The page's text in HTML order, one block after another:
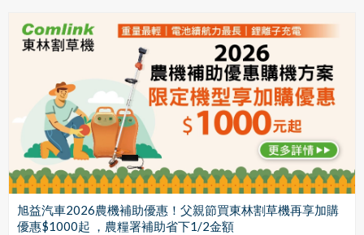
旭益汽車2026農機補助優惠！父親節買東林割草機再享加購
優惠$1000起 ，農糧署補助省下1/2金額